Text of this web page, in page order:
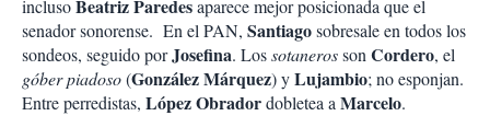
inclusoBeatriz Paredesaparece mejor posicionada que el
senador sonorense. En el PAN, Santiagosobresale en todos los
sondeos, seguido porJosefina. Lossotanerosson Cordero, el
góber piadoso(González Márquez) yLujambio; no esponjan.
Entre perredistas, López Obradordobletea a Marcelo.